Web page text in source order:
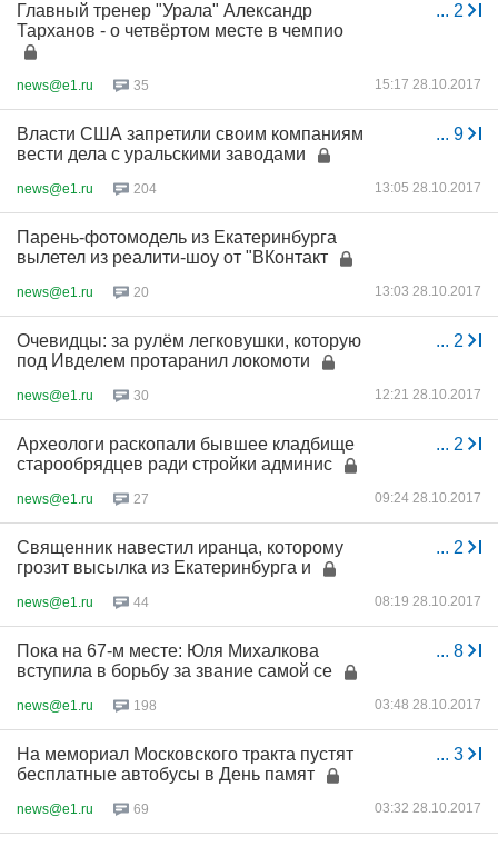
... 2
Главный тренер "Урала" Александр
Тарханов - о четвёртом месте в чемпио
news@e1.ru 35 15:17 28.10.2017
... 9
Власти США запретили своим компаниям
вести дела с уральскими заводами
news@e1.ru 204 13:05 28.10.2017
Парень-фотомодель из Екатеринбурга
вылетел из реалити-шоу от "ВКонтакт
news@e1.ru 20 13:03 28.10.2017
... 2
Очевидцы: за рулём легковушки, которую
под Ивделем протаранил локомоти
news@e1.ru 30 12:21 28.10.2017
... 2
Археологи раскопали бывшее кладбище
старообрядцев ради стройки админис
news@e1.ru 27 09:24 28.10.2017
... 2
Священник навестил иранца, которому
грозит высылка из Екатеринбурга и
news@e1.ru 44 08:19 28.10.2017
... 8
Пока на 67-м месте: Юля Михалкова
вступила в борьбу за звание самой се
news@e1.ru 198 03:48 28.10.2017
... 3
На мемориал Московского тракта пустят
бесплатные автобусы в День памят
news@e1.ru 69 03:32 28.10.2017